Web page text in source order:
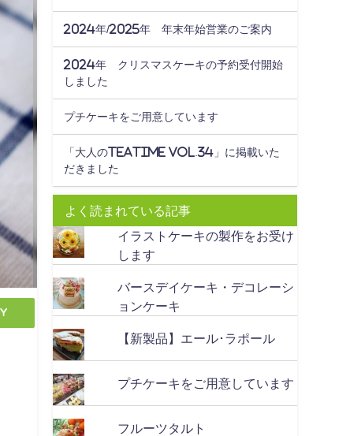
2024年/2025年 年末年始営業のご案内
2024年 クリスマスケーキの予約受付開始
しました
プチケーキをご用意しています
「大人のteatime Vol.34」に掲載いた
だきました
よく読まれている記事
イラストケーキの製作をお受け
します
バースデイケーキ・デコレーシ
ョンケーキ
【新製品】エール･ラポール
プチケーキをご用意しています
フルーツタルト